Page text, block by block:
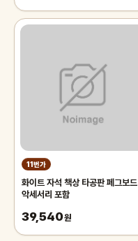
11번가
화이트 자석 책상 타공판 페그보드
악세서리 포함
39,540원